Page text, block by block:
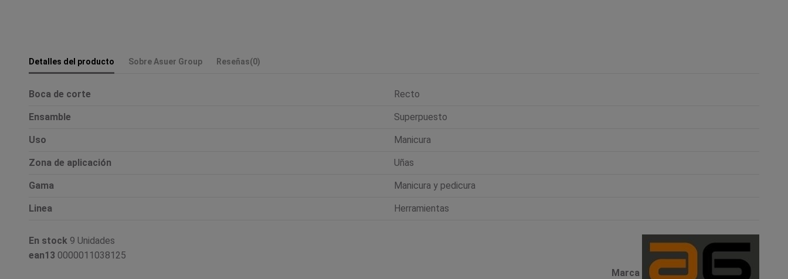
Detalles del producto Sobre Asuer Group Reseñas(0)
Boca de corte Recto
Ensamble Superpuesto
Uso Manicura
Zona de aplicación Uñas
Gama Manicura y pedicura
Linea Herramientas
Marca
En stock 9 Unidades
ean13 0000011038125